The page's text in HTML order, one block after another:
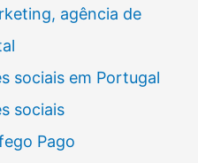
agência de
sociais em Portugal
sociais
Pago